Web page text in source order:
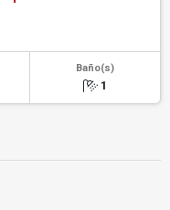
Baño(s)
1